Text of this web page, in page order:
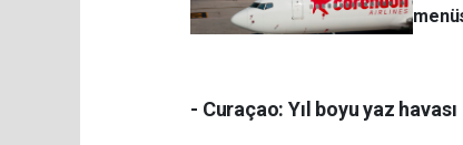
- Curaçao: Yıl boyu yaz havası